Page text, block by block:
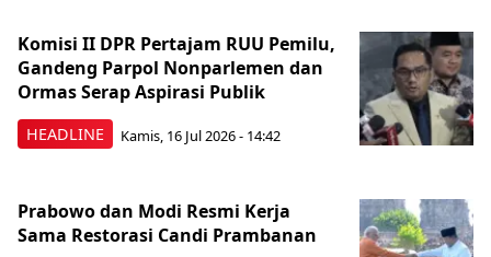
HEADLINE
Komisi II DPR Pertajam RUU Pemilu,
Gandeng Parpol Nonparlemen dan
Ormas Serap Aspirasi Publik
Kamis, 16 Jul 2026 - 14:42
Prabowo dan Modi Resmi Kerja
Sama Restorasi Candi Prambanan